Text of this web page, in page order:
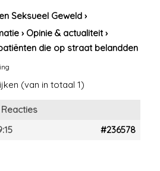
Seksueel Geweld ›
› Opinie & actualiteit ›
die op straat belandden
(van in totaal 1)
Reacties
#236578